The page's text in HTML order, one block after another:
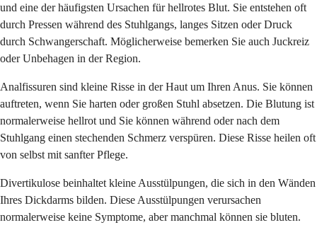
und eine der häufigsten Ursachen für hellrotes Blut. Sie entstehen oft
durch Pressen während des Stuhlgangs, langes Sitzen oder Druck
durch Schwangerschaft. Möglicherweise bemerken Sie auch Juckreiz
oder Unbehagen in der Region.
Analfissuren sind kleine Risse in der Haut um Ihren Anus. Sie können
auftreten, wenn Sie harten oder großen Stuhl absetzen. Die Blutung ist
normalerweise hellrot und Sie können während oder nach dem
Stuhlgang einen stechenden Schmerz verspüren. Diese Risse heilen oft
von selbst mit sanfter Pflege.
Divertikulose beinhaltet kleine Ausstülpungen, die sich in den Wänden
Ihres Dickdarms bilden. Diese Ausstülpungen verursachen
normalerweise keine Symptome, aber manchmal können sie bluten.